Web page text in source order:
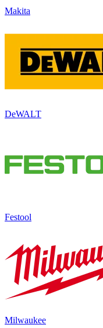
Makita
DeWALT
Festool
Milwaukee